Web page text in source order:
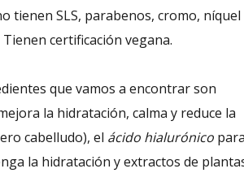
tienen SLS, parabenos, cromo,
certificación vegana.
que vamos a encontrar son
la hidratación, calma y reduce la
cabelludo), el ácido hialurónico
la hidratación y extractos de